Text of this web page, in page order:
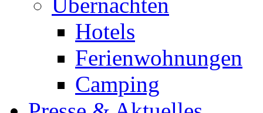
Hotels
Ferienwohnungen
Camping